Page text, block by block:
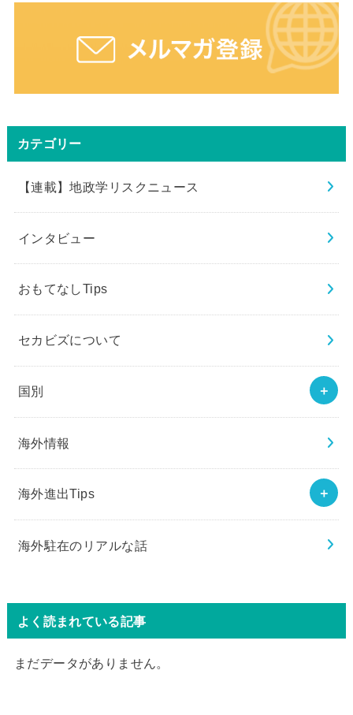
カテゴリー
【連載】地政学リスクニュース
インタビュー
おもてなしTips
セカビズについて
国別
海外情報
海外進出Tips
海外駐在のリアルな話
よく読まれている記事
まだデータがありません。